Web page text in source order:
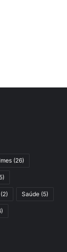
(26)
Saúde(5)